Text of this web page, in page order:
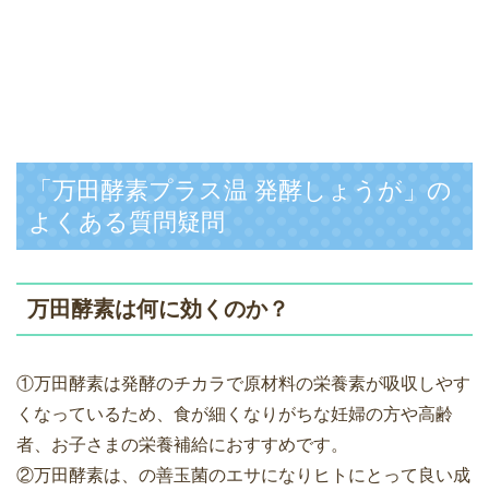
「万田酵素プラス温 発酵しょうが」の
よくある質問疑問
万田酵素は何に効くのか？
①万田酵素は発酵のチカラで原材料の栄養素が吸収しやす
くなっているため、食が細くなりがちな妊婦の方や高齢
者、お子さまの栄養補給におすすめです。
②万田酵素は、の善玉菌のエサになりヒトにとって良い成